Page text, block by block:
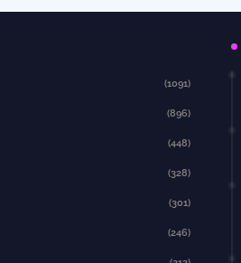
(1091)
(896)
(448)
(328)
(301)
(246)